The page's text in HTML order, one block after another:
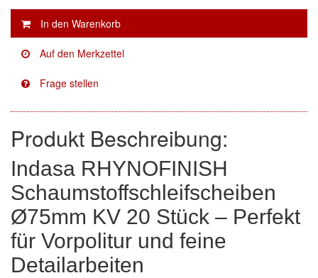
(1)
E-D
(1)
EVERCOAT
(113)
Indasa
(2)
KWASNY
(8)
Mirka
(1)
no-name
(1)
Novol
Produkt Beschreibung:
Indasa RHYNOFINISH
Schaumstoffschleifscheiben
Ø75mm KV 20 Stück – Perfekt
für Vorpolitur und feine
Detailarbeiten